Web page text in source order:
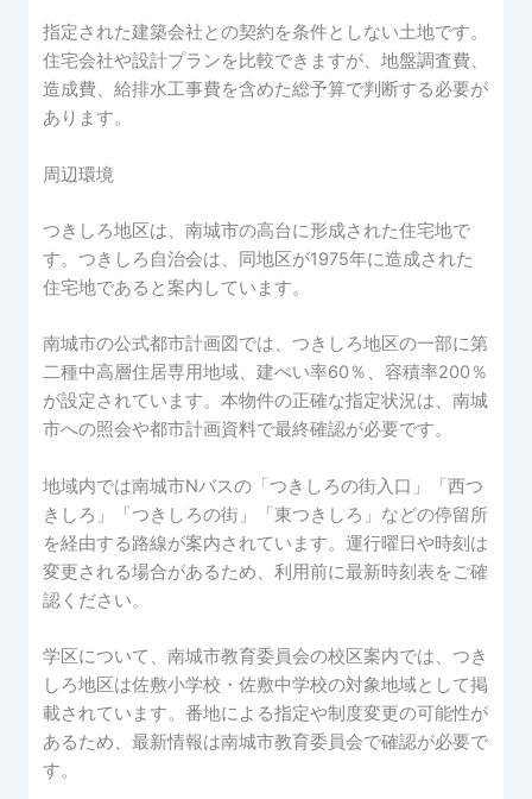
指定された建築会社との契約を条件としない土地です。
住宅会社や設計プランを比較できますが、地盤調査費、
造成費、給排水工事費を含めた総予算で判断する必要が
あります。
周辺環境
つきしろ地区は、南城市の高台に形成された住宅地で
す。つきしろ自治会は、同地区が1975年に造成された
住宅地であると案内しています。
南城市の公式都市計画図では、つきしろ地区の一部に第
二種中高層住居専用地域、建ぺい率60％、容積率200％
が設定されています。本物件の正確な指定状況は、南城
市への照会や都市計画資料で最終確認が必要です。
地域内では南城市Nバスの「つきしろの街入口」「西つ
きしろ」「つきしろの街」「東つきしろ」などの停留所
を経由する路線が案内されています。運行曜日や時刻は
変更される場合があるため、利用前に最新時刻表をご確
認ください。
学区について、南城市教育委員会の校区案内では、つき
しろ地区は佐敷小学校・佐敷中学校の対象地域として掲
載されています。番地による指定や制度変更の可能性が
あるため、最新情報は南城市教育委員会で確認が必要で
す。